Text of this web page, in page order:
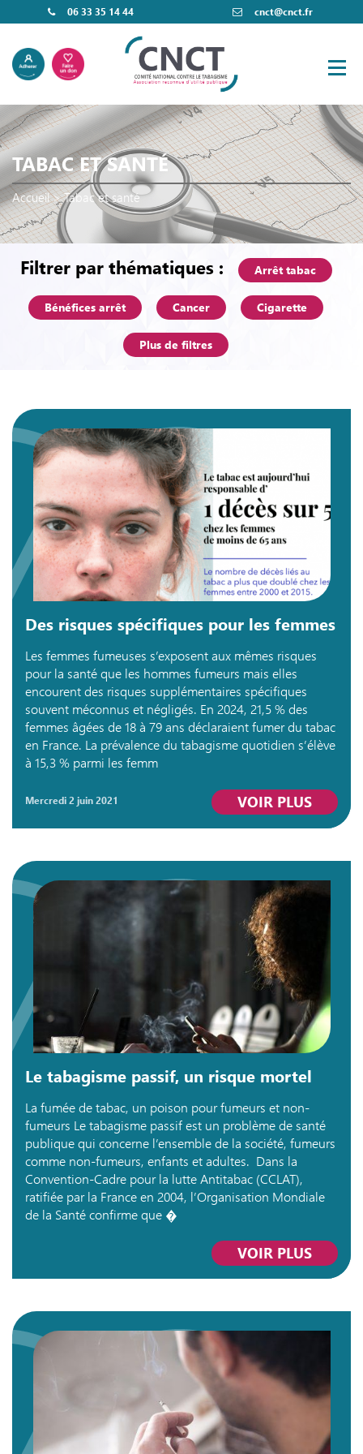
06 33 35 14 44 cnct@cnct.fr
TABAC ET SANTÉ
Accueil>Tabac et santé
Filtrer par thématiques : Arrêt tabac
Bénéfices arrêt Cancer Cigarette
Plus de filtres
Des risques spécifiques pour les femmes
Les femmes fumeuses s’exposent aux mêmes risques
pour la santé que les hommes fumeurs mais elles
encourent des risques supplémentaires spécifiques
souvent méconnus et négligés. En 2024, 21,5 % des
femmes âgées de 18 à 79 ans déclaraient fumer du tabac
en France. La prévalence du tabagisme quotidien s’élève
à 15,3 % parmi les femm
mercredi 2 juin 2021 VOIR PLUS
Le tabagisme passif, un risque mortel
La fumée de tabac, un poison pour fumeurs et non-
fumeurs Le tabagisme passif est un problème de santé
publique qui concerne l’ensemble de la société, fumeurs
comme non-fumeurs, enfants et adultes. Dans la
Convention-Cadre pour la lutte Antitabac (CCLAT),
ratifiée par la France en 2004, l’Organisation Mondiale
de la Santé confirme que �
VOIR PLUS